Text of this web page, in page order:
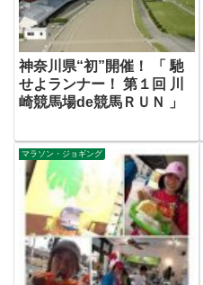
神奈川県“初”開催！ 「 馳
せよランナー！ 第１回 川
崎競馬場de競馬ＲＵＮ 」
マラソン・ジョギング